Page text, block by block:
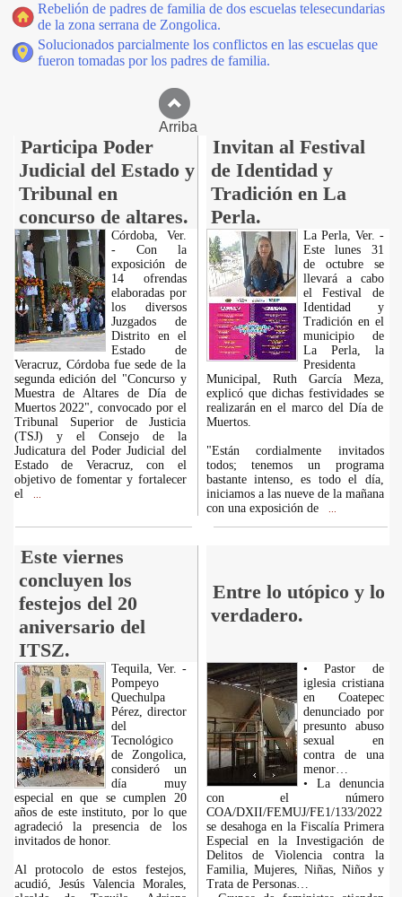
Rebelión de padres de familia de dos escuelas telesecundarias
de la zona serrana de Zongolica.
Solucionados parcialmente los conflictos en las escuelas que
fueron tomadas por los padres de familia.
Arriba
Participa Poder
Judicial del Estado y
Tribunal en
concurso de altares.
Invitan al Festival
de Identidad y
Tradición en La
Perla.
Córdoba, Ver.
- Con la
exposición de
14 ofrendas
elaboradas por
los diversos
Juzgados de
Distrito en el
Estado de
Veracruz, Córdoba fue sede de la
segunda edición del "Concurso y
Muestra de Altares de Día de
Muertos 2022", convocado por el
Tribunal Superior de Justicia
(TSJ) y el Consejo de la
Judicatura del Poder Judicial del
Estado de Veracruz, con el
objetivo de fomentar y fortalecer
el
La Perla, Ver. -
Este lunes 31
de octubre se
llevará a cabo
el Festival de
Identidad y
Tradición en el
municipio de
La Perla, la
Presidenta
Municipal, Ruth García Meza,
explicó que dichas festividades se
realizarán en el marco del Día de
Muertos.
"Están cordialmente invitados
todos; tenemos un programa
bastante intenso, es todo el día,
iniciamos a las nueve de la mañana
con una exposición de
Este viernes
concluyen los
festejos del 20
aniversario del
ITSZ.
Entre lo utópico y lo
verdadero.
Tequila, Ver. -
Pompeyo
Quechulpa
Pérez, director
del
Tecnológico
de Zongolica,
consideró un
día muy
especial en que se cumplen 20
años de este instituto, por lo que
agradeció la presencia de los
invitados de honor.
Al protocolo de estos festejos,
acudió, Jesús Valencia Morales,
• Pastor de
iglesia cristiana
en Coatepec
denunciado por
presunto abuso
sexual en
contra de una
menor…
• La denuncia
con el número
COA/DXII/FEMUJ/FE1/133/2022
se desahoga en la Fiscalía Primera
Especial en la Investigación de
Delitos de Violencia contra la
Familia, Mujeres, Niñas, Niños y
Trata de Personas…